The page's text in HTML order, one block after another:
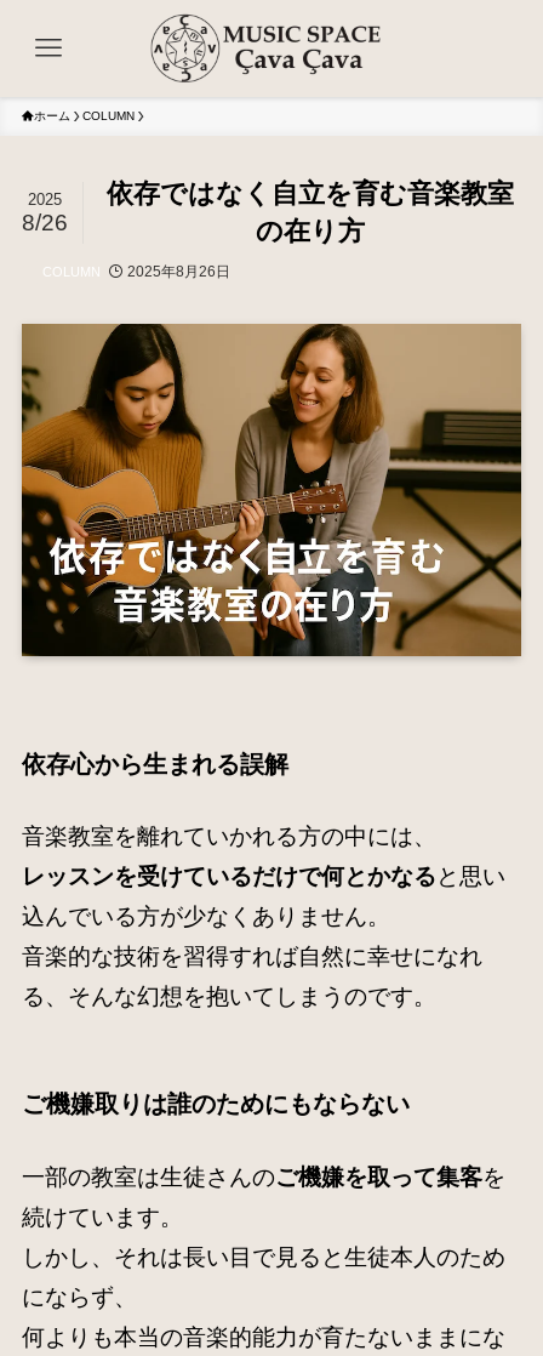
ホーム COLUMN
依存ではなく自立を育む音楽教室
の在り方
2025
8/26
COLUMN 2025年8月26日
依存心から生まれる誤解
音楽教室を離れていかれる方の中には、
レッスンを受けているだけで何とかなると思い
込んでいる方が少なくありません。
音楽的な技術を習得すれば自然に幸せになれ
る、そんな幻想を抱いてしまうのです。
ご機嫌取り は誰のためにもならない
一部の教室は生徒さんのご機嫌を取って集客を
続けています。
しかし、それは長い目で見ると生徒本人のため
にならず、
何よりも本当の音楽的能力が育たないままにな